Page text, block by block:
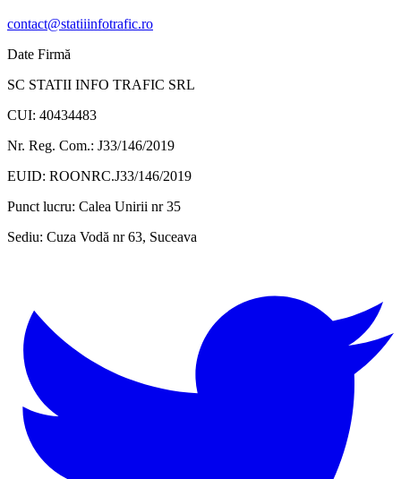
contact@statiiinfotrafic.ro
Date Firmă
SC STATII INFO TRAFIC SRL
CUI: 40434483
Nr. Reg. Com.: J33/146/2019
EUID: ROONRC.J33/146/2019
Punct lucru: Calea Unirii nr 35
Sediu: Cuza Vodă nr 63, Suceava